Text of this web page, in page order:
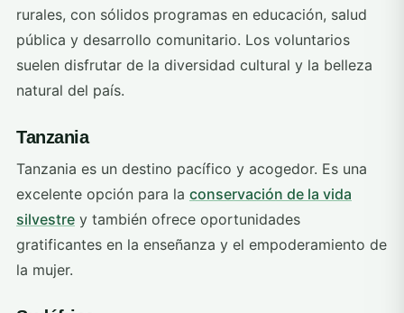
rurales, con sólidos programas en educación, salud
pública y desarrollo comunitario. Los voluntarios
suelen disfrutar de la diversidad cultural y la belleza
natural del país.
Tanzania
Tanzania es un destino pacífico y acogedor. Es una
excelente opción para la conservación de la vida
silvestre y también ofrece oportunidades
gratificantes en la enseñanza y el empoderamiento de
la mujer.